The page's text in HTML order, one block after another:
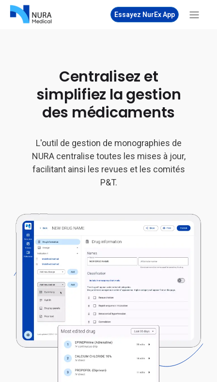
Essayez NurEx App
Centralisez et
simplifiez la gestion
des médicaments
L'outil de gestion de monographies de
NURA centralise toutes les mises à jour,
facilitant ainsi les revues et les comités
P&T.